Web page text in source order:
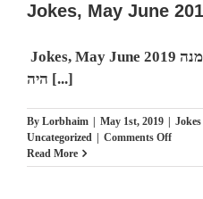
Jokes, May June 2019 בדיחות מאי יוני האישה הנאמנה
‏היה [...]
By Lorbhaim | May 1st, 2019 |
Uncategorized | Comments Offon
May
Read More